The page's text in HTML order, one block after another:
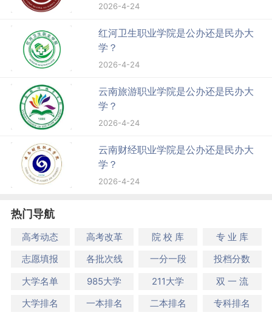
2026-4-24
红河卫生职业学院是公办还是民办大
学？
2026-4-24
云南旅游职业学院是公办还是民办大
学？
2026-4-24
云南财经职业学院是公办还是民办大
学？
2026-4-24
热门导航
高考动态 高考改革 院 校 库
专 业 库
志愿填报
各批次线 一分一段
投档分数
大学名单
985大学 211大学
双 一 流
大学排名
一本排名 二本排名 专科排名